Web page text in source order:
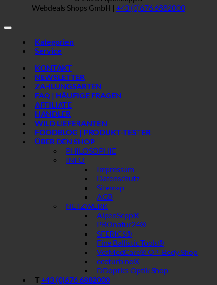
Webdeals Shops GmbH | +43 (0)676 6882000
Kategorien
Service
KONTAKT
NEWSLETTER
ZAHLUNGSARTEN
FAQ | HÄUFIGE FRAGEN
AFFILIATE
HÄNDLER
WILD LIEFERANTEN
FOODBLOG | PRODUKT-TESTER
ÜBER DEN SHOP
PHILOSOPHIE
INFO
Impressum
Datenschutz
Sitemap
AGB
NETZWERK
AlpenSepp®
PROnatur24®
SFERICS®
Fine Ballistic Tools®
VetMedCare® OP-Body Shop
ecoturbino®
DDoptics Optik Shop
T +43 (0)676 6882000